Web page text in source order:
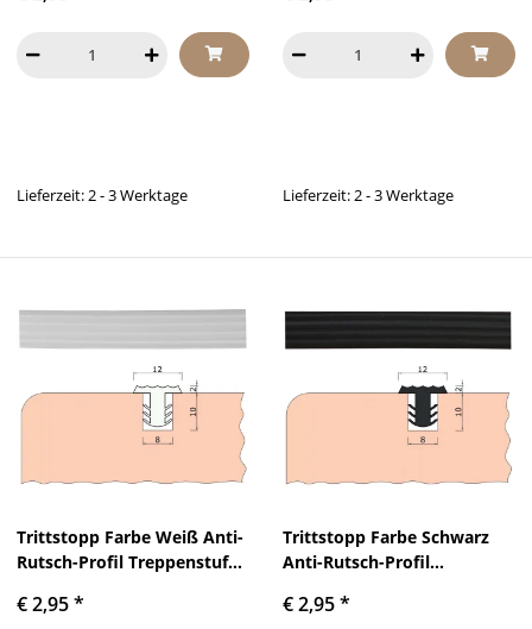
Lieferzeit: 2 - 3 Werktage Lieferzeit: 2 - 3 Werktage
Trittstopp Farbe Weiß Anti-
Rutsch-Profil Treppenstufen
Rutschgummi
€ 2,95*
Trittstopp Farbe Schwarz
Anti-Rutsch-Profil
und Rutschgummi
€ 2,95*